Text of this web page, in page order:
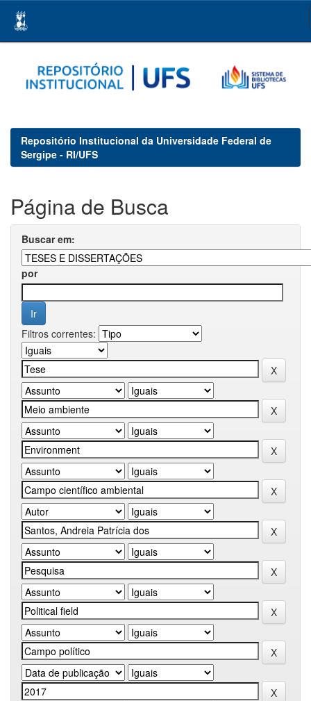
navigation
Repositório Institucional da Universidade Federal de
Sergipe - RI/UFS
Página de Busca
Buscar em:
por
Filtros correntes: